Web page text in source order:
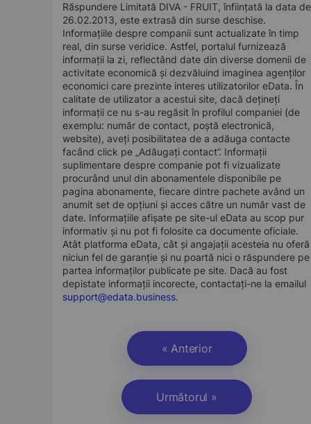
Răspundere Limitată DIVA - FRUIT, înființată la data de
26.02.2013, este extrasă din surse deschise.
Informațiile despre companii sunt actualizate în timp
real, din surse veridice. Astfel, portalul furnizează
informații la zi, reflectând date din diverse domenii de
activitate economică și dezvăluind imaginea agenților
economici care prezinte interes utilizatorilor eData. În
calitate de utilizator a acestui site, dacă dețineți
informații ce nu s-au regăsit în profilul companiei (de
exemplu: număr de contact, poștă electronică,
website), aveți posibilitatea de a adăuga contacte
facând click pe „Adăugați contact”. Informații
suplimentare despre companie pot fi vizualizate
procurând unul din abonamentele disponibile pe
pagina abonamente, fiecare dintre pachete având un
anumit set de opțiuni și acces către un număr vast de
date. Informațiile afișate pe site-ul eData au scop pur
informativ și nu pot fi folosite ca documente oficiale.
Atât platforma eData, cât și angajații acesteia nu oferă
niciun fel de garanție și nu poartă nici o răspundere pe
partea informaților publicate pe site. Dacă au fost
depistate informații incorecte, contactați-ne la emailul
support@edata.business.
« Anterior
Următorul »